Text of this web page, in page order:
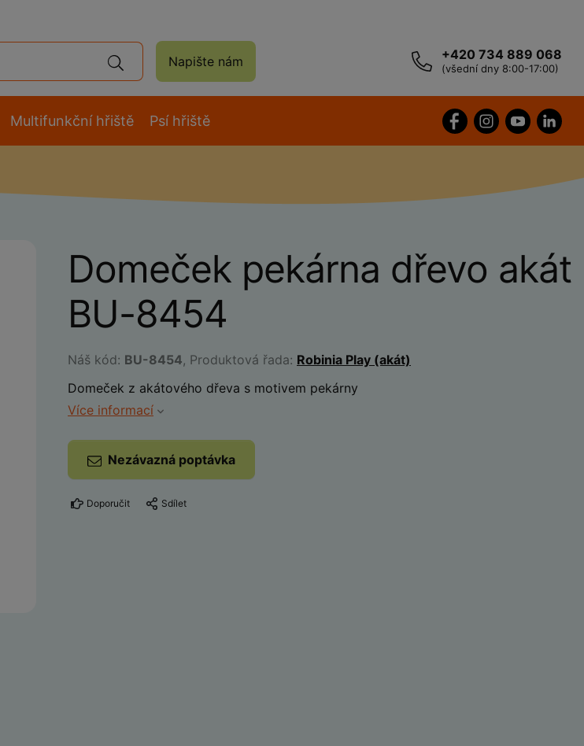
Napište nám +420 734 889 068
(všední dny 8:00-17:00)
Multifunkční hřiště Psí hřiště
Domeček pekárna dřevo akát
BU-8454
Náš kód: BU-8454, Produktová řada: Robinia Play (akát)
Domeček z akátového dřeva s motivem pekárny
Více informací
Nezávazná poptávka
Doporučit Sdílet